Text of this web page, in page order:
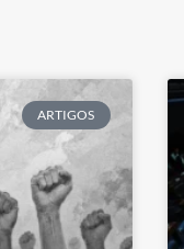
ARTIGOS